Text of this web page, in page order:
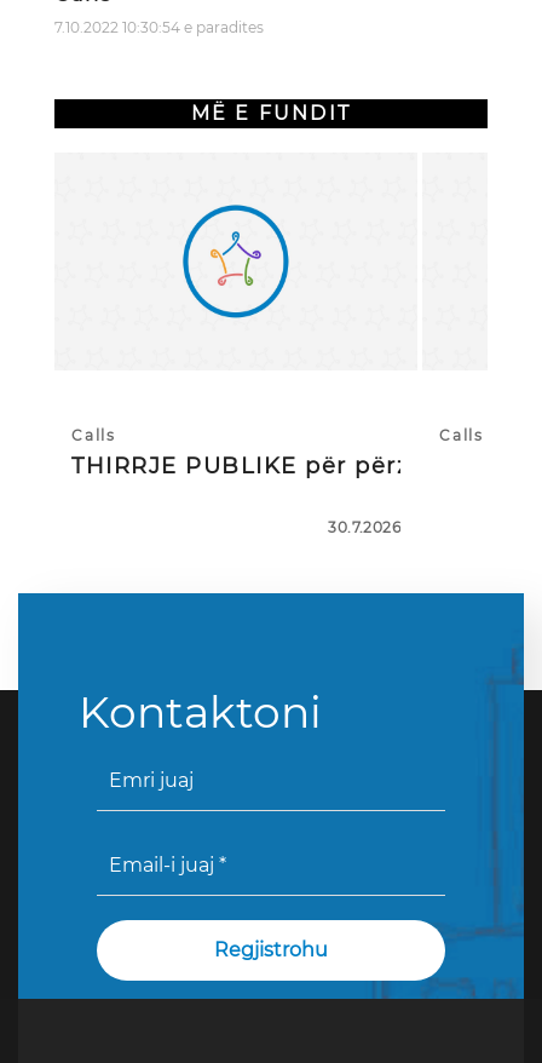
7.10.2022 10:30:54 e paradites
MË E FUNDIT
Calls
THIRRJE PUBLIKE për përzgjedhj
30.7.2026
Calls
Kontaktoni